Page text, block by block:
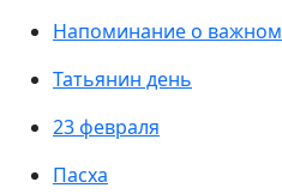
Напоминание о важном
Татьянин день
23 февраля
Пасха